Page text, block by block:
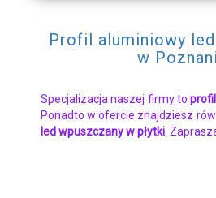
Profil aluminiowy
w
Specjalizacja naszej firmy to
Ponadto w ofercie znajdziesz
led wpuszczany w płytki .